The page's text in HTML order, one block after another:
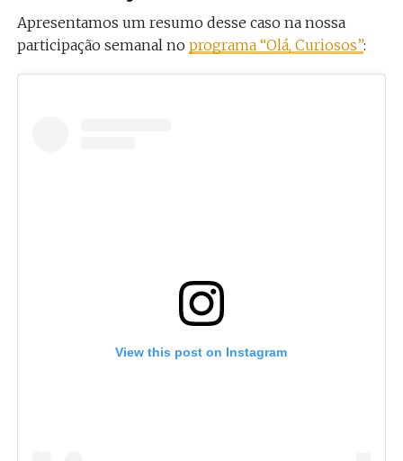
Apresentamos um resumo desse caso na nossa
participação semanal no programa “Olá, Curiosos”:
View this post on Instagram